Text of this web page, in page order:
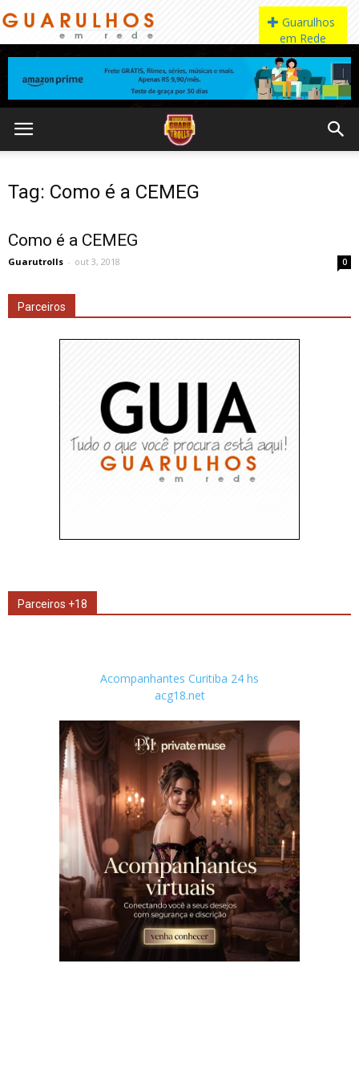
Tag: Como é a CEMEG
Como é a CEMEG
Guarutrolls - out 3, 2018 0
Parceiros
Parceiros +18
Acompanhantes Curitiba 24 hs
acg18.net